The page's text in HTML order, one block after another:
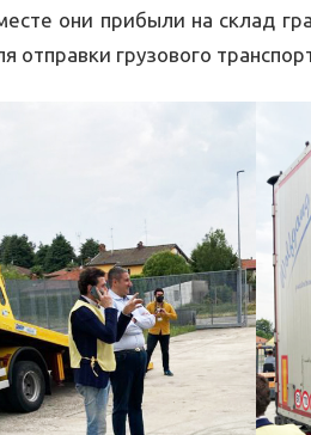
они прибыли на склад
отправки грузового